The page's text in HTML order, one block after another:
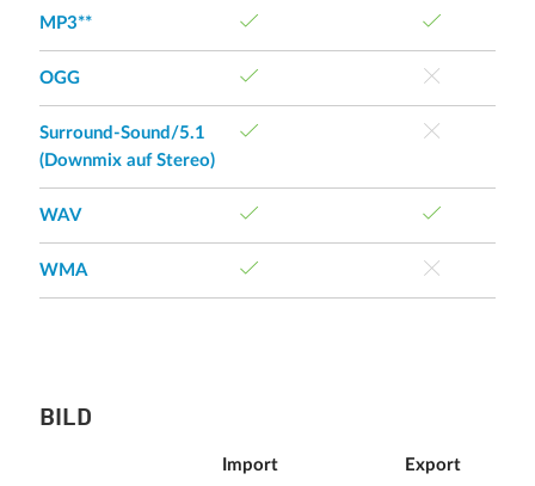
MP3**
OGG
Surround-Sound/5.1
(Downmix auf Stereo)
WAV
WMA
BILD
Import Export